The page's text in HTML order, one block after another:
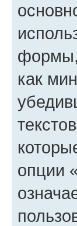
формы,
как
опции